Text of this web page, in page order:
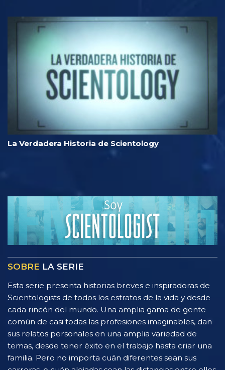
La Verdadera Historia de Scientology
SOBRE LA SERIE
Esta serie presenta historias breves e inspiradoras de
Scientologists de todos los estratos de la vida y desde
cada rincón del mundo. Una amplia gama de gente
común de casi todas las profesiones imaginables, dan
sus relatos personales en una amplia variedad de
temas, desde tener éxito en el trabajo hasta criar una
familia. Pero no importa cuán diferentes sean sus